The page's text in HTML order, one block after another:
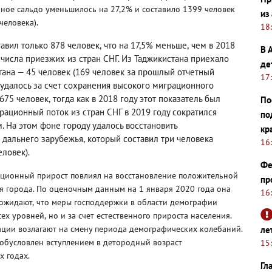
сальдо уменьшилось на 27,2% и составило 1399 человек
только 878 человек, что на 17,5% меньше, чем в 2018
приезжих из стран СНГ. Из Таджикистана приехало
— 45 человек (169 человек за прошлый отчетный
за счет сохранения высокого миграционного
человек, тогда как в 2018 году этот показатель был
поток из стран СНГ в 2019 году сократился
этом фоне городу удалось восстановить
зарубежья, который составил три человека
прирост повлиял на восстановление положительной
города. По оценочным данным на 1 января 2020 года она
, что меры господдержки в области демографии
уровней, но и за счет естественного прироста населения.
возлагают на смену периода демографических колебаний.
вступлением в детородный возраст
годах.
из
В